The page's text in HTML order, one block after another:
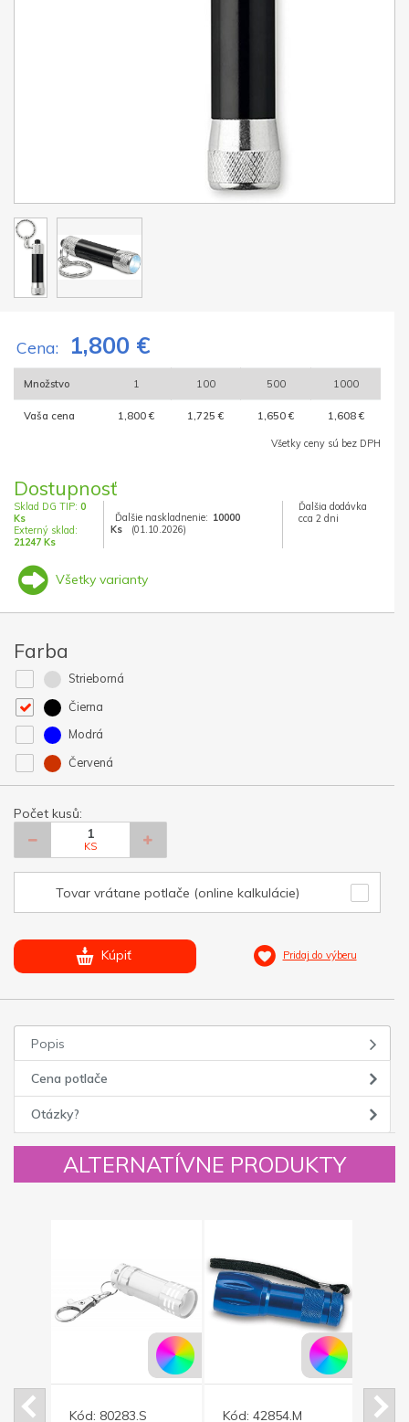
Cena: 1,800 €
Množstvo 1 100 500 1000
Vaša cena 1,800 € 1,725 € 1,650 € 1,608 €
Všetky ceny sú bez DPH
Dostupnosť
Sklad DG TIP: 0
Ks
Externý sklad:
21247 Ks
Ďalšie naskladnenie: 10000
Ks
(01.10.2026)
Ďalšia dodávka
cca 2 dni
Všetky varianty
Farba
Strieborná
Čierna
Modrá
Červená
Počet kusů:
KS
Tovar vrátane potlače (online kalkulácie)
Kúpiť Pridaj do výberu
Popis
Cena potlače
Otázky?
ALTERNATÍVNE PRODUKTY
Kód: 80283.S
Kód: 42854.M
Kód: